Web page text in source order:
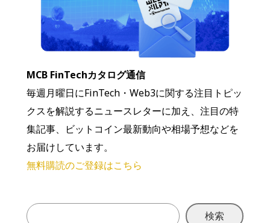
MCB FinTechカタログ通信
毎週月曜日にFinTech・Web3に関する注目トピッ
クスを解説するニュースレターに加え、注目の特
集記事、ビットコイン最新動向や相場予想などを
お届けしています。
無料購読のご登録はこちら
検索